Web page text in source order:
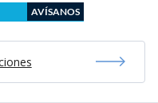
AVÍSANOS